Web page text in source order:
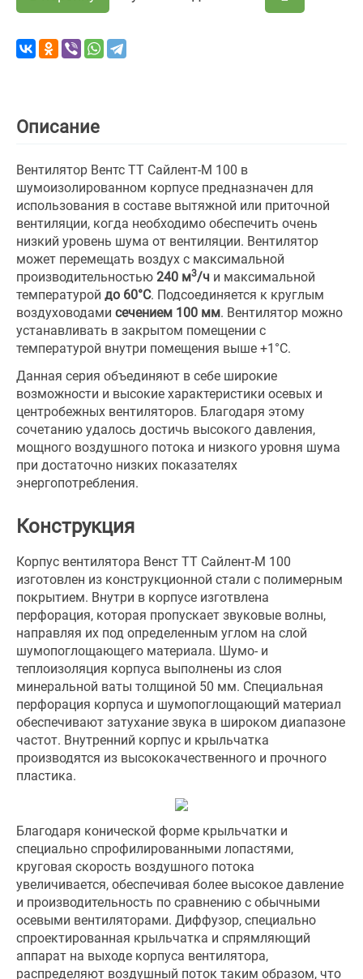
Описание
Вентилятор Вентс ТТ Сайлент-М 100 в
шумоизолированном корпусе предназначен для
использования в составе вытяжной или приточной
вентиляции, когда необходимо обеспечить очень
низкий уровень шума от вентиляции. Вентилятор
может перемещать воздух с максимальной
производительностью 240 м3/ч и максимальной
температурой до 60°С. Подсоединяется к круглым
воздуховодами сечением 100 мм. Вентилятор можно
устанавливать в закрытом помещении с
температурой внутри помещения выше +1°С.
Данная серия объединяют в себе широкие
возможности и высокие характеристики осевых и
центробежных вентиляторов. Благодаря этому
сочетанию удалось достичь высокого давления,
мощного воздушного потока и низкого уровня шума
при достаточно низких показателях
энергопотребления.
Конструкция
Корпус вентилятора Венст ТТ Сайлент-М 100
изготовлен из конструкционной стали с полимерным
покрытием. Внутри в корпусе изготвлена
перфорация, которая пропускает звуковые волны,
направляя их под определенным углом на слой
шумопоглощающего материала. Шумо- и
теплоизоляция корпуса выполнены из слоя
минеральной ваты толщиной 50 мм. Специальная
перфорация корпуса и шумопоглощающий материал
обеспечивают затухание звука в широком диапазоне
частот. Внутренний корпус и крыльчатка
производятся из высококачественного и прочного
пластика.
Благодаря конической форме крыльчатки и
специально спрофилированными лопастями,
круговая скорость воздушного потока
увеличивается, обеспечивая более высокое давление
и производительность по сравнению с обычными
осевыми вентиляторами. Диффузор, специально
спроектированная крыльчатка и спрямляющий
аппарат на выходе корпуса вентилятора,
распределяют воздушный поток таким образом, что